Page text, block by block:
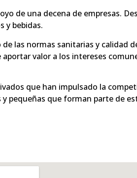
de una decena de empresas.
y bebidas.
las normas sanitarias y calidad
valor a los intereses
que han impulsado la
y pequeñas que forman parte de